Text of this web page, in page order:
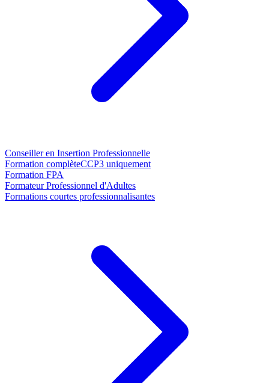
Conseiller en Insertion Professionnelle
Formation complèteCCP3 uniquement
Formation FPA
Formateur Professionnel d'Adultes
Formations courtes professionnalisantes